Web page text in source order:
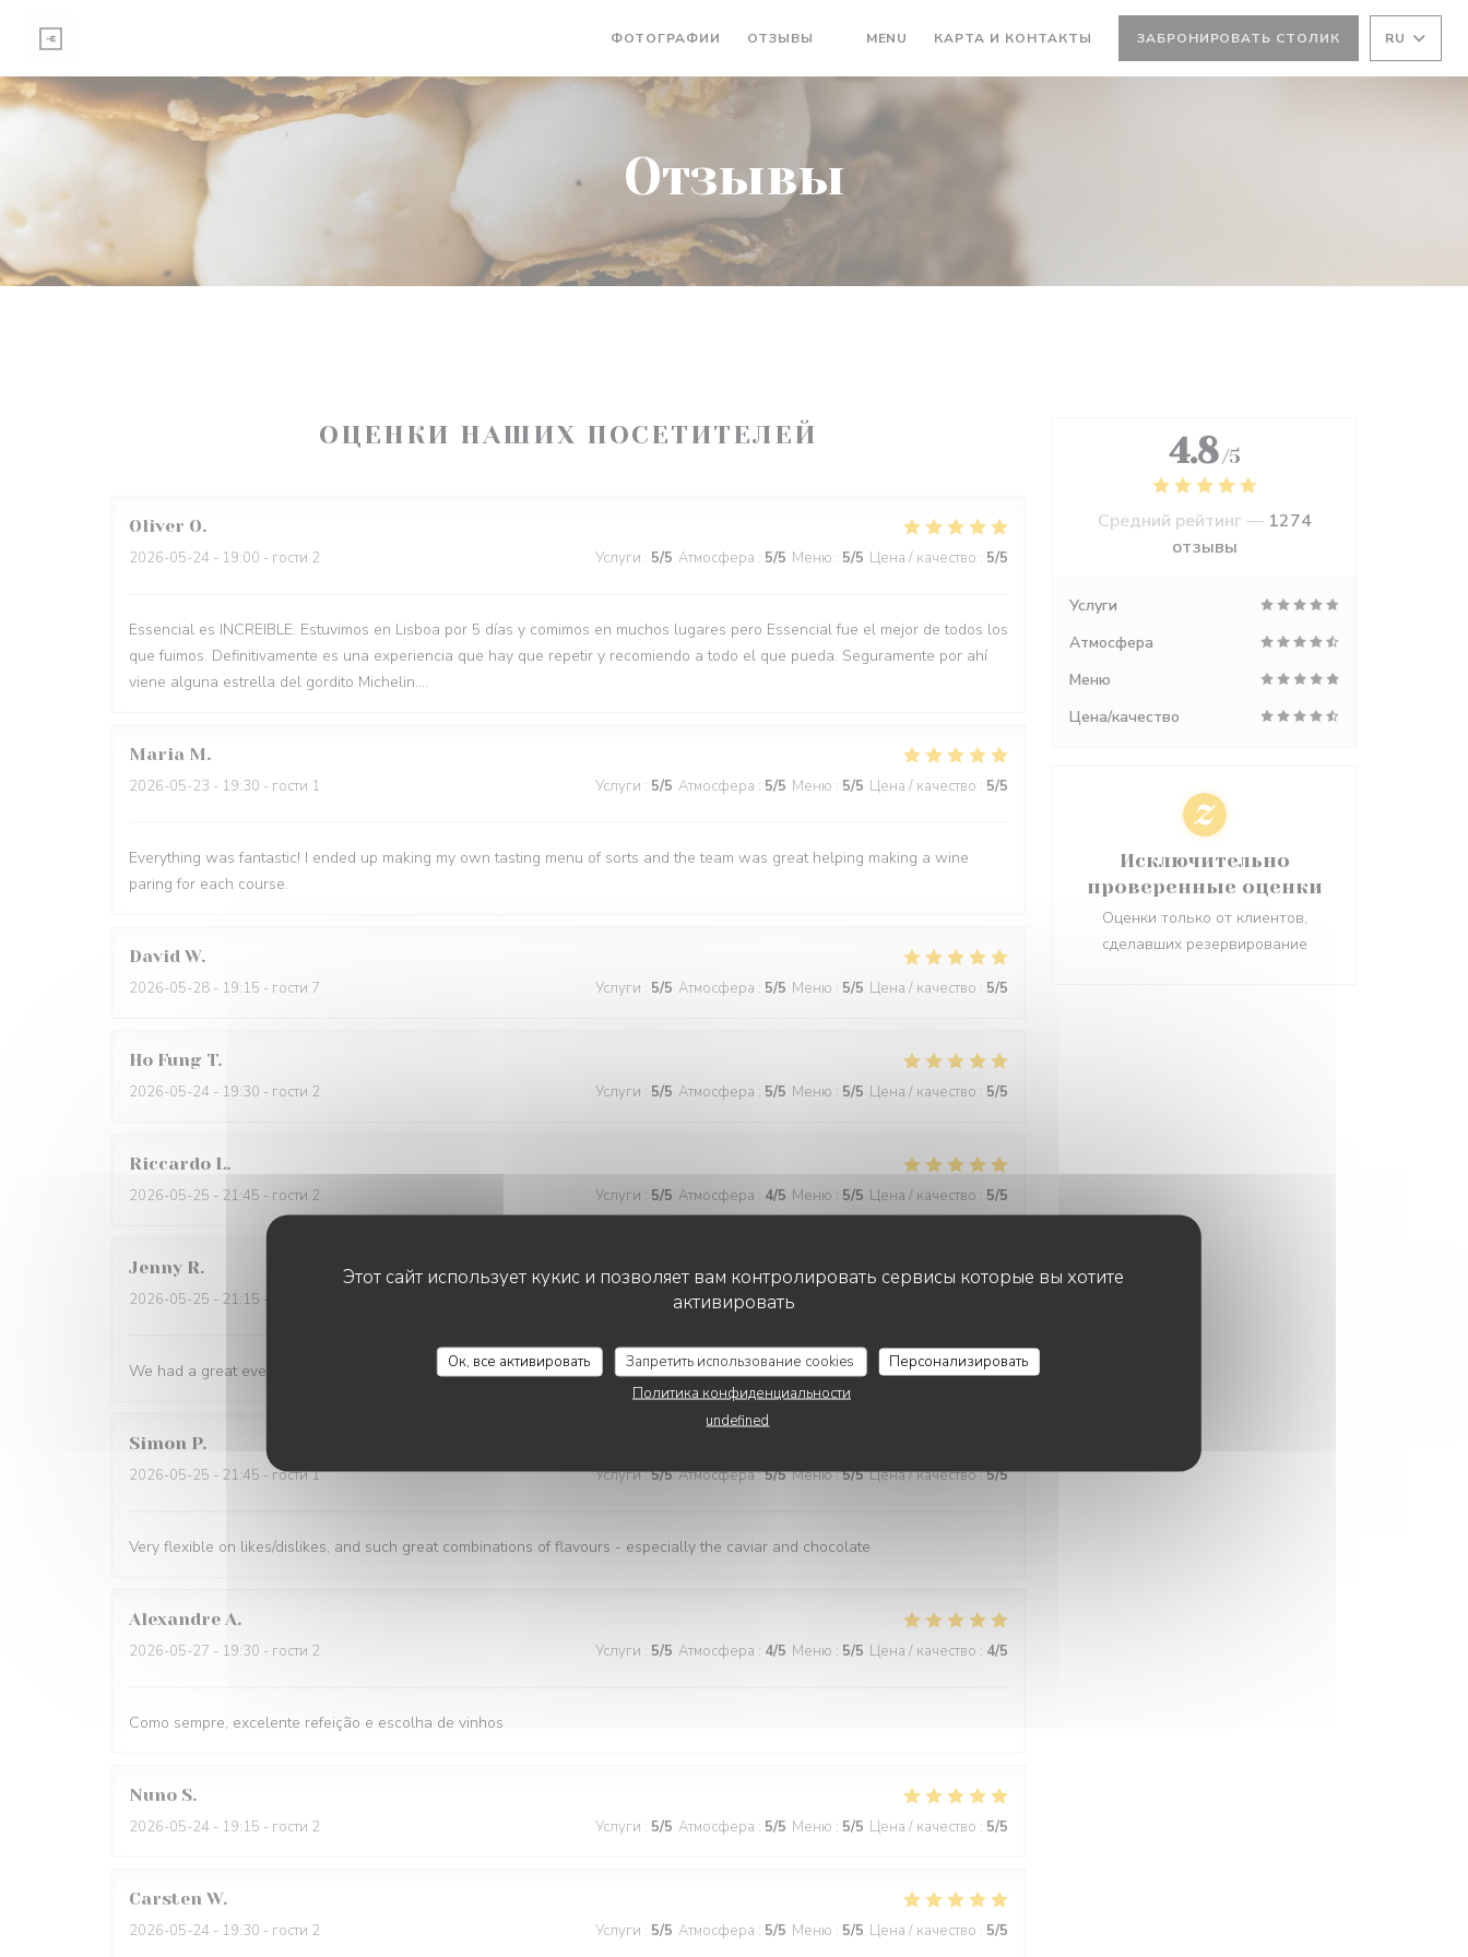
Этот сайт использует кукис и позволяет вам контролировать сервисы которые вы хотите
активировать
Ок, все активировать Запретить использование cookies
Персонализировать
Политика конфиденциальности
undefined
ФОТОГРАФИИ ОТЗЫВЫ MENU ((ОТКРЫВАЕТСЯ В НОВОМ ОКНЕ))
КАРТА И КОНТАКТЫ ЗАБРОНИРОВАТЬ СТОЛИК RU
Отзывы
ОЦЕНКИ НАШИХ ПОСЕТИТЕЛЕЙ
Oliver O
2026-05-24 - 19:00 - гости 2 Услуги : 5/5 Атмосфера : 5/5 Меню : 5/5 Цена / качество : 5/5
Essencial es INCREIBLE. Estuvimos en Lisboa por 5 días y comimos en muchos lugares pero Essencial fue el mejor de todos los
que fuimos. Definitivamente es una experiencia que hay que repetir y recomiendo a todo el que pueda. Seguramente por ahí
viene alguna estrella del gordito Michelin....
Maria M
2026-05-23 - 19:30 - гости 1 Услуги : 5/5 Атмосфера : 5/5 Меню : 5/5 Цена / качество : 5/5
Everything was fantastic! I ended up making my own tasting menu of sorts and the team was great helping making a wine
paring for each course.
David W
2026-05-28 - 19:15 - гости 7 Услуги : 5/5 Атмосфера : 5/5 Меню : 5/5 Цена / качество : 5/5
Ho Fung T
2026-05-24 - 19:30 - гости 2 Услуги : 5/5 Атмосфера : 5/5 Меню : 5/5 Цена / качество : 5/5
Riccardo L
2026-05-25 - 21:45 - гости 2 Услуги : 5/5 Атмосфера : 4/5 Меню : 5/5 Цена / качество : 5/5
Jenny R
2026-05-25 - 21:15 - гости 2 Атмосфера:5/5 Меню
We had a great evening at Essencial. The staff was wonderful and the food was excellent!
Simon P
2026-05-25 - 21:45 - гости 1 Услуги:5/5 Атмосфера:5/5 Меню:5/5 Цена / качество:5/5
Very flexible on likes/dislikes, and such great combinations of flavours - especially the caviar and chocolate
Alexandre A
2026-05-27 - 19:30 - гости 2 Услуги : 5/5 Атмосфера : 4/5 Меню : 5/5 Цена / качество : 4/5
Como sempre, excelente refeição e escolha de vinhos
Nuno S
2026-05-24 - 19:15 - гости 2 Услуги : 5/5 Атмосфера : 5/5 Меню : 5/5 Цена / качество : 5/5
Carsten W
2026-05-24 - 19:30 - гости 2 Услуги : 5/5 Атмосфера : 5/5 Меню : 5/5 Цена / качество : 5/5
4.8 /5
Средний рейтинг — 1274
отзывы
Услуги
Атмосфера
Меню
Цена/качество
Исключительно
проверенные оценки
Оценки только от клиентов,
сделавших резервирование